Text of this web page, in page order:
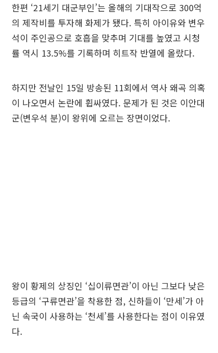
한편 ‘21세기 대군부인’는 올해의 기대작으로 300억
의 제작비를 투자해 화제가 됐다. 특히 아이유와 변우
석이 주인공으로 호흡을 맞추며 기대를 높였고 시청
률 역시 13.5%를 기록하며 히트작 반열에 올랐다.
하지만 전날인 15일 방송된 11회에서 역사 왜곡 의혹
이 나오면서 논란에 휩싸였다. 문제가 된 것은 이안대
군(변우석 분)이 왕위에 오르는 장면이었다.
왕이 황제의 상징인 ‘십이류면관’이 아닌 그보다 낮은
등급의 ‘구류면관’을 착용한 점, 신하들이 ‘만세’가 아
닌 속국이 사용하는 ‘천세’를 사용한다는 점이 이유였
다.